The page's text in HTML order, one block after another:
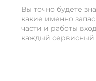
Вы точно будете
какие именно
части и работы
каждый сервисный